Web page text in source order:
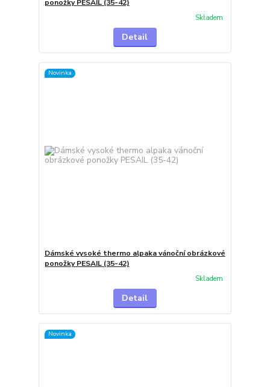
ponožky PESAIL (35-42)
Skladem
Detail
Novinka
Dámské vysoké thermo alpaka vánoční obrázkové
ponožky PESAIL (35-42)
Skladem
Detail
Novinka